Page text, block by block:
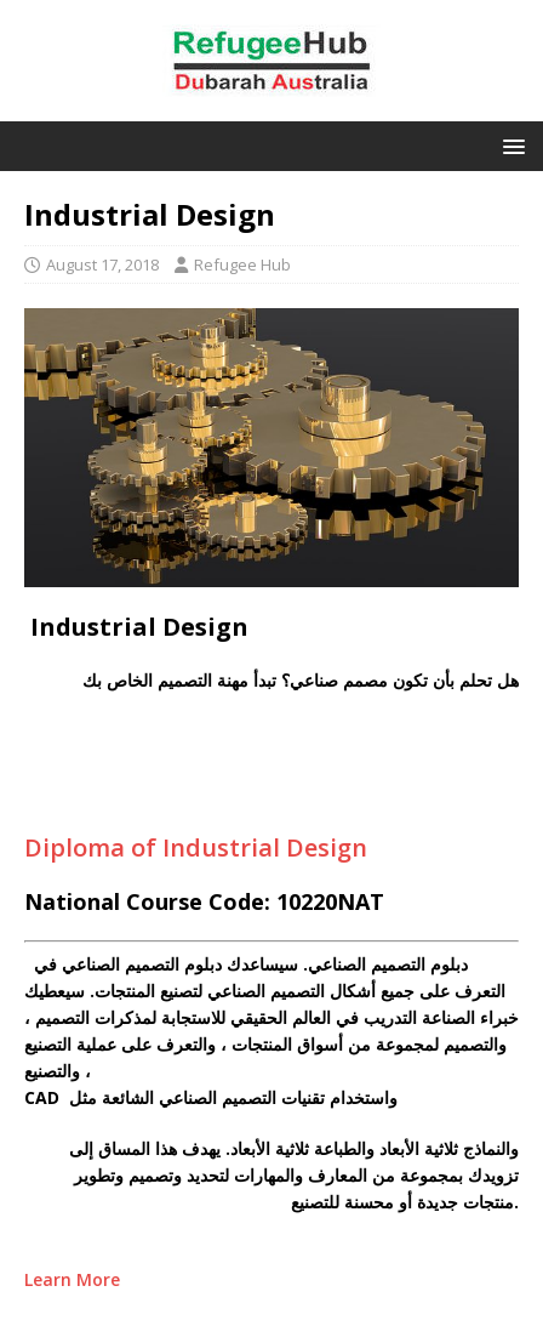
Industrial Design
August 17, 2018 Refugee Hub
Industrial Design
هل تحلم بأن تكون مصمم صناعي؟ تبدأ مهنة التصميم الخاص بك
Diploma of Industrial Design
National Course Code: 10220NAT
التعرف على جميع أشكال التصميم الصناعي لتصنيع المنتجات. سيعطيك
خبراء الصناعة التدريب في العالم الحقيقي للاستجابة لمذكرات التصميم ،
والتصميم لمجموعة من أسواق المنتجات ، والتعرف على عملية التصنيع
والتصنيع ،
والنماذج ثلاثية الأبعاد والطباعة ثلاثية الأبعاد. يهدف هذا المساق إلى
تزويدك بمجموعة من المعارف والمهارات لتحديد وتصميم وتطوير
منتجات جديدة أو محسنة للتصنيع.
Learn More